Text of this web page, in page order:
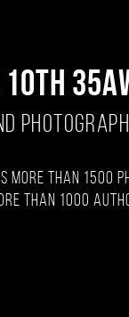
10TH
more than 1500
than 1000